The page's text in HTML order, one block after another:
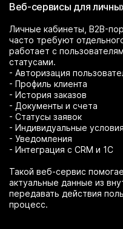
Веб-сервисы для
Личные кабинеты, B2B-
часто требуют
работает с
статусами.
- Авторизация
- Профиль клиента
- История заказов
- Документы и счета
- Статусы заявок
- Индивидуальные условия
- Уведомления
- Интеграция с CRM и 1С
Такой веб-сервис
актуальные данные из
передавать действия
процесс.